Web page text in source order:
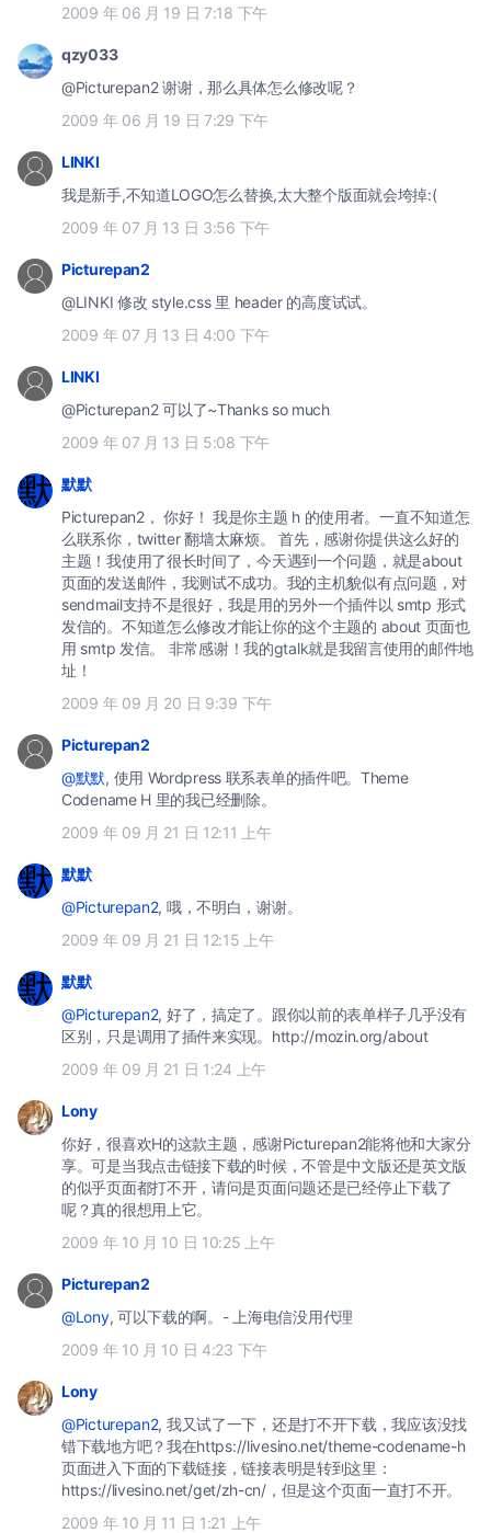
2009 年 06 月 19 日 7:18 下午
qzy033
@Picturepan2 谢谢，那么具体怎么修改呢？
2009 年 06 月 19 日 7:29 下午
LINKI
我是新手,不知道LOGO怎么替换,太大整个版面就会垮掉:(
2009 年 07 月 13 日 3:56 下午
Picturepan2
@LINKI 修改 style.css 里 header 的高度试试。
2009 年 07 月 13 日 4:00 下午
LINKI
@Picturepan2 可以了~Thanks so much
2009 年 07 月 13 日 5:08 下午
默默
Picturepan2， 你好！ 我是你主题 h 的使用者。一直不知道怎
么联系你，twitter 翻墙太麻烦。 首先，感谢你提供这么好的
主题！我使用了很长时间了，今天遇到一个问题，就是about
页面的发送邮件，我测试不成功。我的主机貌似有点问题，对
sendmail支持不是很好，我是用的另外一个插件以 smtp 形式
发信的。不知道怎么修改才能让你的这个主题的 about 页面也
用 smtp 发信。 非常感谢！我的gtalk就是我留言使用的邮件地
址！
2009 年 09 月 20 日 9:39 下午
Picturepan2
@默默, 使用 Wordpress 联系表单的插件吧。Theme
Codename H 里的我已经删除。
2009 年 09 月 21 日 12:11 上午
默默
@Picturepan2, 哦，不明白，谢谢。
2009 年 09 月 21 日 12:15 上午
默默
@Picturepan2, 好了，搞定了。跟你以前的表单样子几乎没有
区别，只是调用了插件来实现。http://mozin.org/about
2009 年 09 月 21 日 1:24 上午
Lony
你好，很喜欢H的这款主题，感谢Picturepan2能将他和大家分
享。可是当我点击链接下载的时候，不管是中文版还是英文版
的似乎页面都打不开，请问是页面问题还是已经停止下载了
呢？真的很想用上它。
2009 年 10 月 10 日 10:25 上午
Picturepan2
@Lony, 可以下载的啊。- 上海电信没用代理
2009 年 10 月 10 日 4:23 下午
Lony
@Picturepan2, 我又试了一下，还是打不开下载，我应该没找
错下载地方吧？我在https://livesino.net/theme-codename-h
页面进入下面的下载链接，链接表明是转到这里：
https://livesino.net/get/zh-cn/，但是这个页面一直打不开。
2009 年 10 月 11 日 1:21 上午